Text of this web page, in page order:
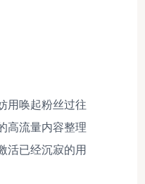
用唤起粉丝过往
高流量内容整理
活已经沉寂的用